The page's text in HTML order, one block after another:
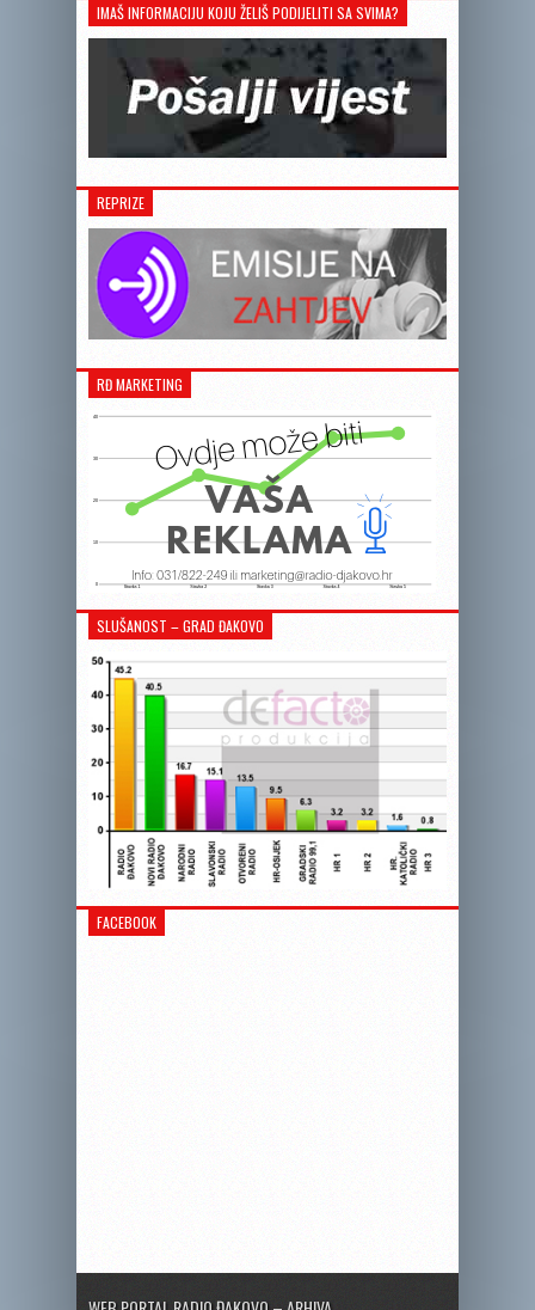
IMAŠ INFORMACIJU KOJU ŽELIŠ PODIJELITI SA SVIMA?
REPRIZE
RĐ MARKETING
SLUŠANOST – GRAD ĐAKOVO
FACEBOOK